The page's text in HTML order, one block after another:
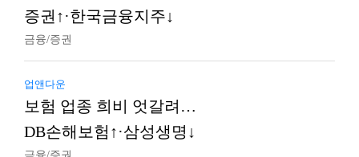
증권↑·한국금융지주↓
금융/증권
업앤다운
보험 업종 희비 엇갈려…
DB손해보험↑·삼성생명↓